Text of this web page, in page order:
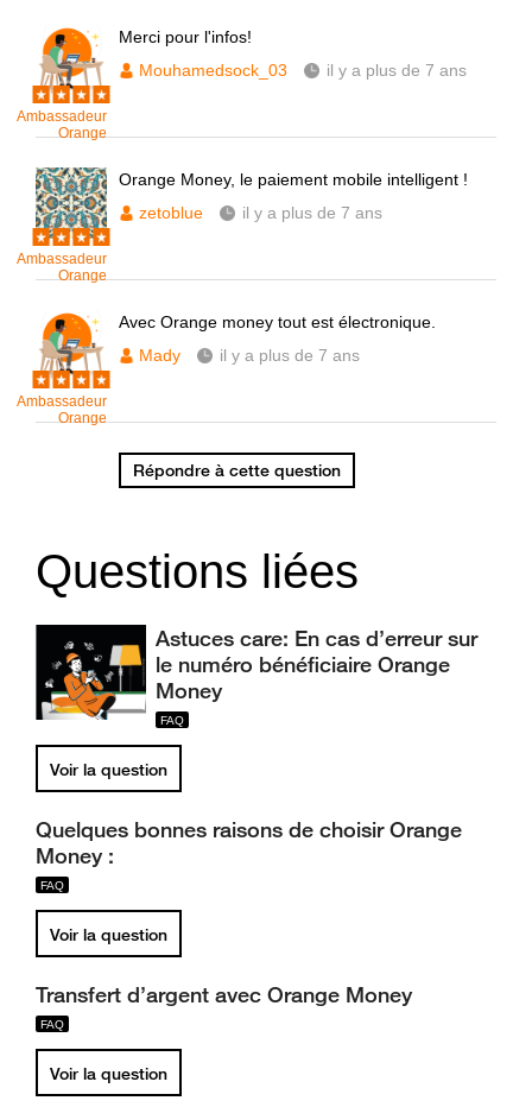
Ambassadeur
Orange
Merci pour l'infos!
Mouhamedsock_03
il y a plus de 7 ans
Ambassadeur
Orange
Orange Money, le paiement mobile intelligent !
zetoblue
il y a plus de 7 ans
Ambassadeur
Orange
Avec Orange money tout est électronique.
Mady
il y a plus de 7 ans
Répondre à cette question
Questions liées
Astuces care: En cas d’erreur sur
le numéro bénéficiaire Orange
Money
Voir la question
Quelques bonnes raisons de choisir Orange
Money :
Voir la question
Transfert d’argent avec Orange Money
Voir la question